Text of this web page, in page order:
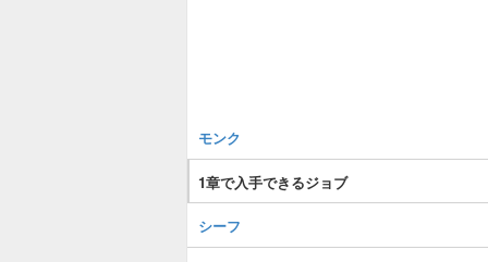
モンク
1章で入手できるジョブ
シーフ